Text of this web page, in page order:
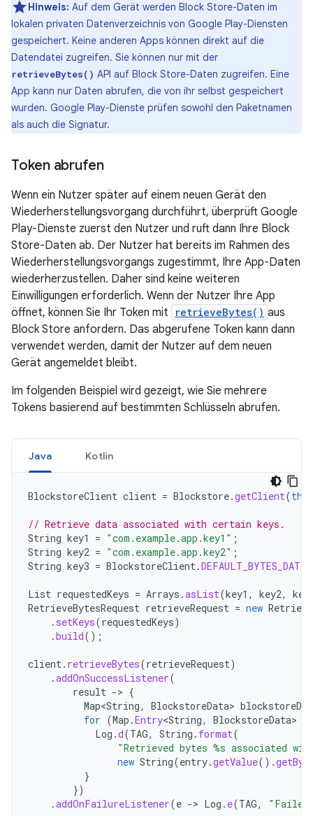
Hinweis: Auf dem Gerät werden Block Store-Daten im
lokalen privaten Datenverzeichnis von Google Play-Diensten
gespeichert. Keine anderen Apps können direkt auf die
Datendatei zugreifen. Sie können nur mit der
retrieveBytes() API auf Block Store-Daten zugreifen. Eine
App kann nur Daten abrufen, die von ihr selbst gespeichert
wurden. Google Play-Dienste prüfen sowohl den Paketnamen
als auch die Signatur.
Token abrufen
Wenn ein Nutzer später auf einem neuen Gerät den
Wiederherstellungsvorgang durchführt, überprüft Google
Play-Dienste zuerst den Nutzer und ruft dann Ihre Block
Store-Daten ab. Der Nutzer hat bereits im Rahmen des
Wiederherstellungsvorgangs zugestimmt, Ihre App-Daten
wiederherzustellen. Daher sind keine weiteren
Einwilligungen erforderlich. Wenn der Nutzer Ihre App
öffnet, können Sie Ihr Token mit
retrieveBytes() aus
Block Store anfordern. Das abgerufene Token kann dann
verwendet werden, damit der Nutzer auf dem neuen
Gerät angemeldet bleibt.
Im folgenden Beispiel wird gezeigt, wie Sie mehrere
Tokens basierend auf bestimmten Schlüsseln abrufen.
Java Kotlin
BlockstoreClient client = Blockstore.getClient(this
// Retrieve data associated with certain keys.
String key1 = "com.example.app.key1" ;
String key2 = "com.example.app.key2" ;
String key3 = BlockstoreClient.
List requestedKeys = Arrays .asList(key1 , key2,
RetrieveBytesRequest retrieveRequest = new
. setKeys(requestedKeys)
.build();
client. retrieveBytes(retrieveRequest)
.addOnSuccessListener(
result -> {
Map<String, BlockstoreData>
for (Map .Entry<String, BlockstoreData>
Log .d(TAG, String . format(
"Retrieved bytes %s associated
new String(entry.getValue().
}
})
.addOnFailureListener(e -> Log . e(TAG,